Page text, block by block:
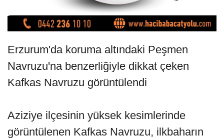
Erzurum'da koruma altındaki Peşmen
Navruzu'na benzerliğiyle dikkat çeken
Kafkas Navruzu görüntülendi
Aziziye ilçesinin yüksek kesimlerinde
görüntülenen Kafkas Navruzu, ilkbaharın